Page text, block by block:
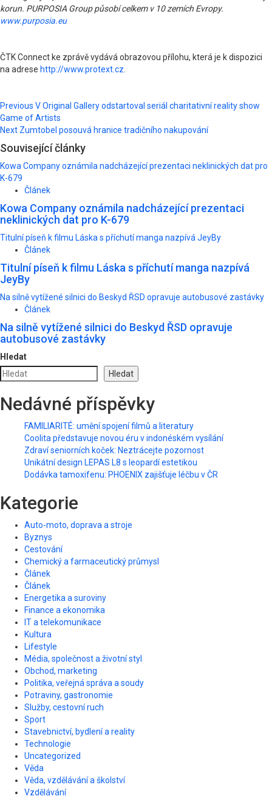
korun. PURPOSIA Group působí celkem v 10 zemích Evropy.
www.purposia.eu
ČTK Connect ke zprávě vydává obrazovou přílohu, která je k dispozici
na adrese http://www.protext.cz.
Post
navigation
Previous V Original Gallery odstartoval seriál charitativní reality show
Game of Artists
Next Zumtobel posouvá hranice tradičního nakupování
Související články
Kowa Company oznámila nadcházející prezentaci neklinických dat pro
K-679
Článek
Kowa Company oznámila nadcházející prezentaci
neklinických dat pro K-679
Titulní píseň k filmu Láska s příchutí manga nazpívá JeyBy
Článek
Titulní píseň k filmu Láska s příchutí manga nazpívá
JeyBy
Na silně vytížené silnici do Beskyd ŘSD opravuje autobusové zastávky
Článek
Na silně vytížené silnici do Beskyd ŘSD opravuje
autobusové zastávky
Hledat
Hledat
Nedávné příspěvky
FAMILIARITÉ: umění spojení filmů a literatury
Coolita představuje novou éru v indonéském vysílání
Zdraví seniorních koček: Neztrácejte pozornost
Unikátní design LEPAS L8 s leopardí estetikou
Dodávka tamoxifenu: PHOENIX zajišťuje léčbu v ČR
Kategorie
Auto-moto, doprava a stroje
Byznys
Cestování
Chemický a farmaceutický průmysl
Článek
Článek
Energetika a suroviny
Finance a ekonomika
IT a telekomunikace
Kultura
Lifestyle
Média, společnost a životní styl
Obchod, marketing
Politika, veřejná správa a soudy
Potraviny, gastronomie
Služby, cestovní ruch
Sport
Stavebnictví, bydlení a reality
Technologie
Uncategorized
Věda
Věda, vzdělávání a školství
Vzdělávání